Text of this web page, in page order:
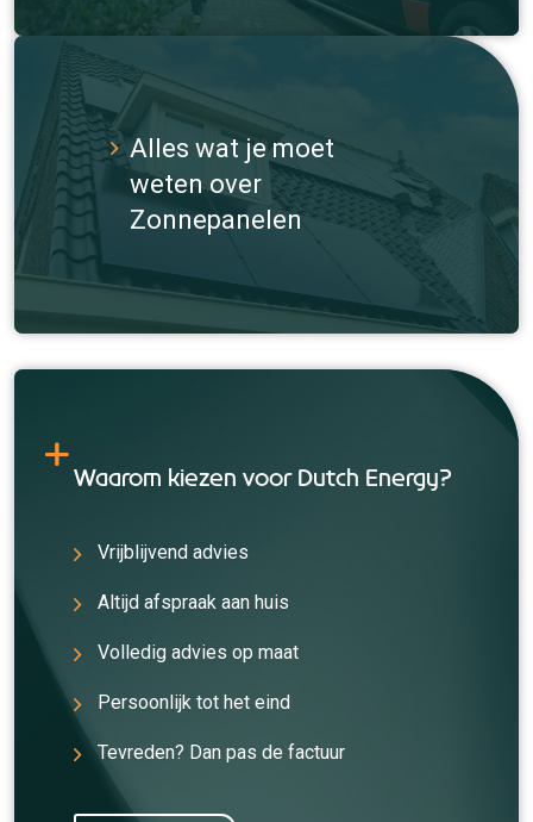
Alles wat je moet
weten over
Zonnepanelen
Waarom kiezen voor Dutch Energy?
Vrijblijvend advies
Altijd afspraak aan huis
Volledig advies op maat
Persoonlijk tot het eind
Tevreden? Dan pas de factuur